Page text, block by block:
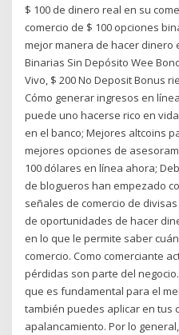
$ 100 de dinero real en su
comercio de $ 100 opciones
mejor manera de hacer dinero
Binarias Sin Depósito Wee
Vivo, $ 200 No Deposit Bonus
Cómo generar ingresos en
puede uno hacerse rico en
en el banco; Mejores altcoins
mejores opciones de
100 dólares en línea ahora;
de blogueros han empezado
señales de comercio de
de oportunidades de hacer
en lo que le permite saber
comercio. Como comerciante
pérdidas son parte del
que es fundamental para el
también puedes aplicar en tus
apalancamiento. Por lo